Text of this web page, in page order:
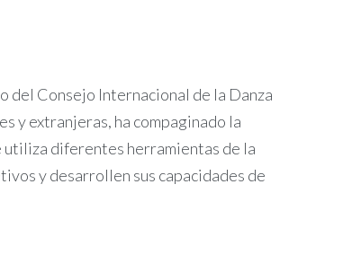
del Consejo Internacional de la Danza
y extranjeras, ha compaginado la
diferentes herramientas de la
y desarrollen sus capacidades de